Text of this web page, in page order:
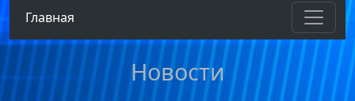
Главная
Новости